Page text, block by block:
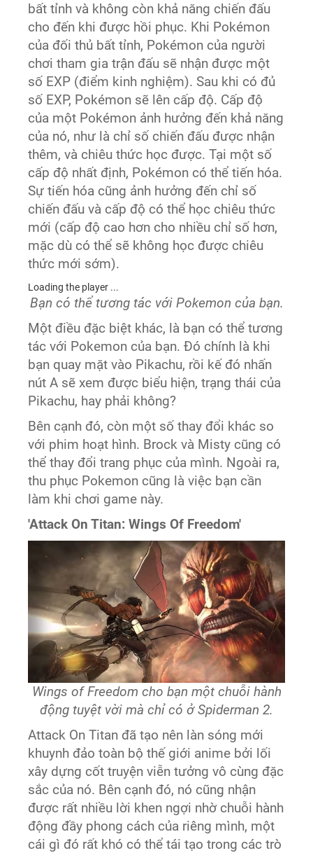
bất tỉnh và không còn khả năng chiến đấu
cho đến khi được hồi phục. Khi Pokémon
của đối thủ bất tỉnh, Pokémon của người
chơi tham gia trận đấu sẽ nhận được một
số EXP (điểm kinh nghiệm). Sau khi có đủ
số EXP, Pokémon sẽ lên cấp độ. Cấp độ
của một Pokémon ảnh hưởng đến khả năng
của nó, như là chỉ số chiến đấu được nhận
thêm, và chiêu thức học được. Tại một số
cấp độ nhất định, Pokémon có thể tiến hóa.
Sự tiến hóa cũng ảnh hưởng đến chỉ số
chiến đấu và cấp độ có thể học chiêu thức
mới (cấp độ cao hơn cho nhiều chỉ số hơn,
mặc dù có thể sẽ không học được chiêu
thức mới sớm).
Loading the player ...
Bạn có thể tương tác với Pokemon của bạn.
Một điều đặc biệt khác, là bạn có thể tương
tác với Pokemon của bạn. Đó chính là khi
bạn quay mặt vào Pikachu, rồi kế đó nhấn
nút A sẽ xem được biểu hiện, trạng thái của
Pikachu, hay phải không?
Bên cạnh đó, còn một số thay đổi khác so
với phim hoạt hình. Brock và Misty cũng có
thể thay đổi trang phục của mình. Ngoài ra,
thu phục Pokemon cũng là việc bạn cần
làm khi chơi game này.
'Attack On Titan: Wings Of Freedom'
Wings of Freedom cho bạn một chuỗi hành
động tuyệt vời mà chỉ có ở Spiderman 2.
Attack On Titan đã tạo nên làn sóng mới
khuynh đảo toàn bộ thế giới anime bởi lối
xây dựng cốt truyện viễn tưởng vô cùng đặc
sắc của nó. Bên cạnh đó, nó cũng nhận
được rất nhiều lời khen ngợi nhờ chuỗi hành
động đầy phong cách của riêng mình, một
cái gì đó rất khó có thể tái tạo trong các trò